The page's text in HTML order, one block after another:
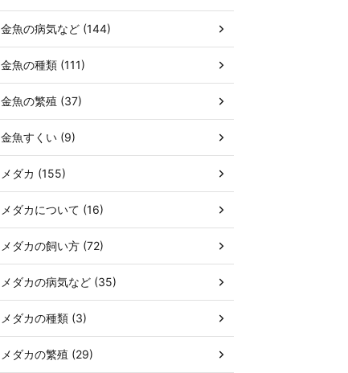
金魚の病気など (144)
金魚の種類 (111)
金魚の繁殖 (37)
金魚すくい (9)
メダカ (155)
メダカについて (16)
メダカの飼い方 (72)
メダカの病気など (35)
メダカの種類 (3)
メダカの繁殖 (29)